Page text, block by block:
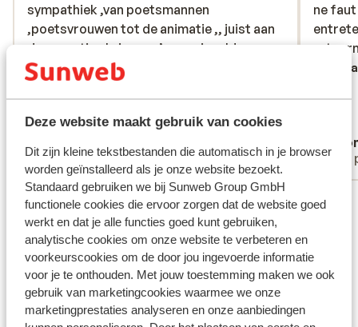
Deze website maakt gebruik van cookies
Dit zijn kleine tekstbestanden die automatisch in je browser
worden geïnstalleerd als je onze website bezoekt.
Standaard gebruiken we bij Sunweb Group GmbH
functionele cookies die ervoor zorgen dat de website goed
werkt en dat je alle functies goed kunt gebruiken,
analytische cookies om onze website te verbeteren en
voorkeurscookies om de door jou ingevoerde informatie
voor je te onthouden. Met jouw toestemming maken we ook
gebruik van marketingcookies waarmee we onze
marketingprestaties analyseren en onze aanbiedingen
sympathiek ,van poetsmannen
,poetsvrouwen tot de animatie ,, juist aan
de receptie als je euro’s omwisselde
zetten ze je in de zak ,totaal
in 4 verschillende hotels , en daar werd
altijd correct de euro’s omgewisseld ,
gaven ze ook altijd bewijsje , hoeveel
dinars het waren voor de euro’s , hier
kreeg je niets , zou wel de reden zijn
geweest waarom ze zoveel stelen van de
toeristen ,zijn toch geen bewijzen
van,,,laatste dag om 1 kamer te houden tot
18 uur moesten we 5 x 60 dinars betalen ,
we hebben 1 kamer gehouden voor 60
dinars en we wilden die voor onze bagage ,
sympathiek ,van poetsmannen
,poetsvrouwen tot de animatie ,, juist aan
de receptie als je euro’s omwisselde
zetten ze je in de zak ,totaal
meer
Met familie
ne
ne
Met
Bekijk alle 12 ervaringen
Ligging
Bekijk op kaart